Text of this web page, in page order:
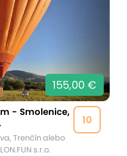
155,00 €
10
- Smolenice,
Trenčín alebo
s.r.o.